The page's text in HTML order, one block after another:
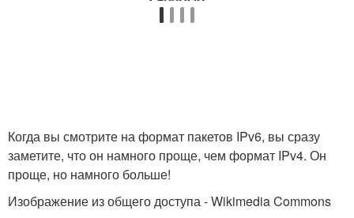
Когда вы смотрите на формат пакетов IPv6, вы сразу
заметите, что он намного проще, чем формат IPv4. Он
проще, но намного больше!
Изображение из общего доступа - Wikimedia Commons